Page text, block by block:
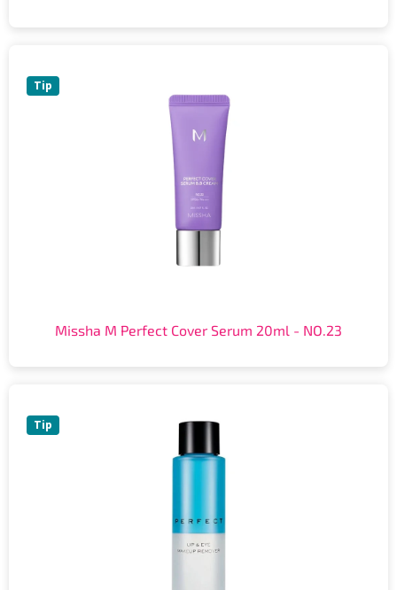
Tip
Missha M Perfect Cover Serum 20ml - NO.23
Tip